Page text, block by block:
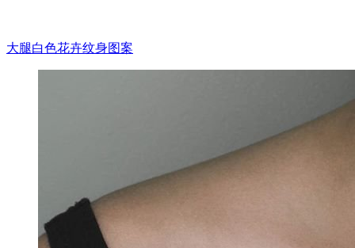
大腿白色花卉纹身图案